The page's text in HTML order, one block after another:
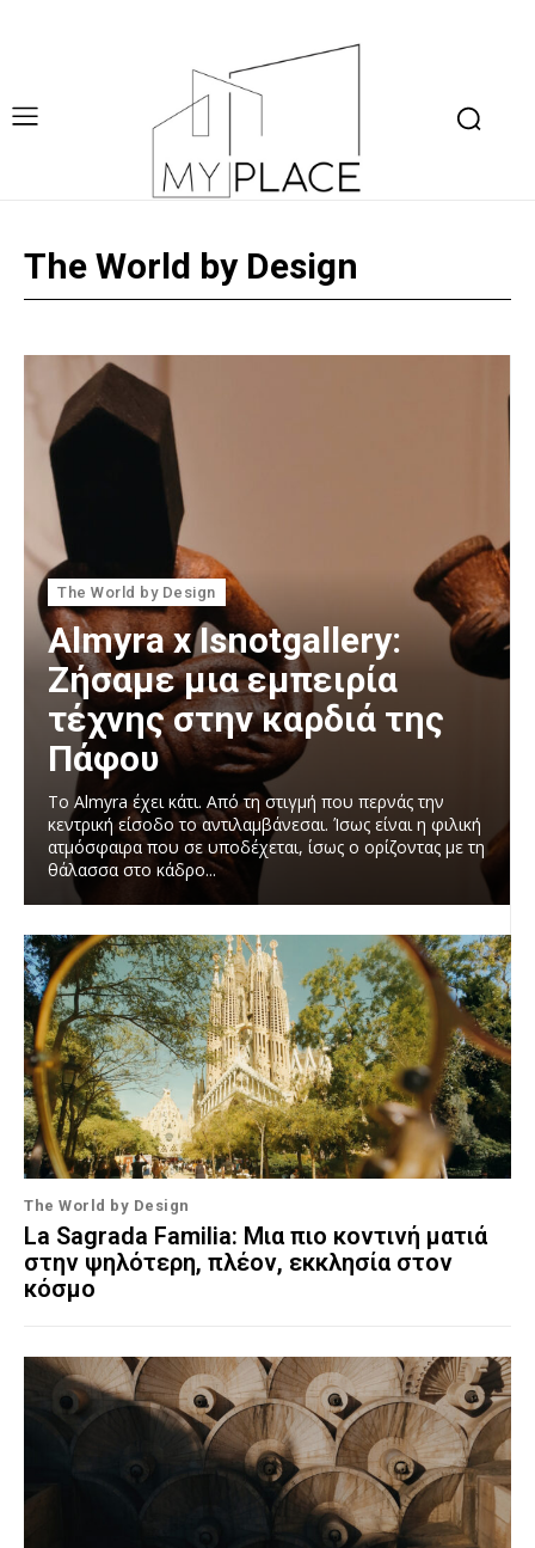
The World by Design
The World by Design
Almyra x Isnotgallery:
Ζήσαμε μια εμπειρία
τέχνης στην καρδιά της
Πάφου
Το Almyra έχει κάτι. Από τη στιγμή που περνάς την
κεντρική είσοδο το αντιλαμβάνεσαι. Ίσως είναι η φιλική
ατμόσφαιρα που σε υποδέχεται, ίσως ο ορίζοντας με τη
θάλασσα στο κάδρο...
The World by Design
La Sagrada Familia: Μια πιο κοντινή ματιά
στην ψηλότερη, πλέον, εκκλησία στον
κόσμο